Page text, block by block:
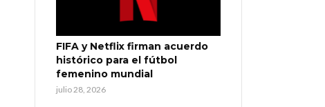
FIFA y Netflix firman acuerdo
histórico para el fútbol
femenino mundial
julio 28, 2026